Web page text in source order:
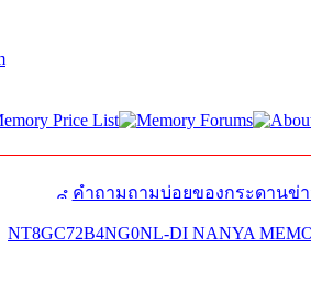
คำถามถามบ่อยของกระดานข่
NT8GC72B4NG0NL-DI NANYA